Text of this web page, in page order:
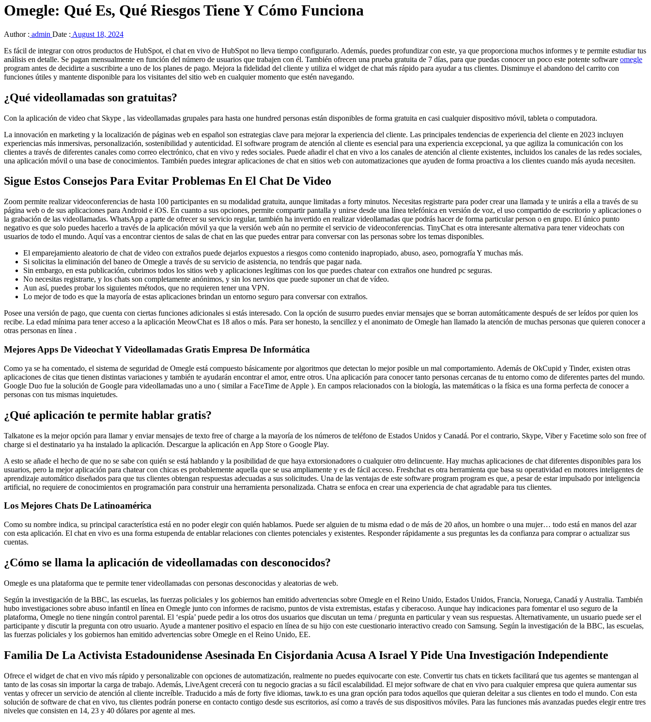
Omegle: Qué Es, Qué Riesgos Tiene Y Cómo Funciona
Author : admin Date : August 18, 2024
Es fácil de integrar con otros productos de HubSpot, el chat en vivo de HubSpot no lleva tiempo configurarlo. Además, puedes profundizar con este, ya que proporciona muchos informes y te permite estudiar tus
análisis en detalle. Se pagan mensualmente en función del número de usuarios que trabajen con él. También ofrecen una prueba gratuita de 7 días, para que puedas conocer un poco este potente software omegle
program antes de decidirte a suscribirte a uno de los planes de pago. Mejora la fidelidad del cliente y utiliza el widget de chat más rápido para ayudar a tus clientes. Disminuye el abandono del carrito con
funciones útiles y mantente disponible para los visitantes del sitio web en cualquier momento que estén navegando.
¿Qué videollamadas son gratuitas?
Con la aplicación de video chat Skype , las videollamadas grupales para hasta one hundred personas están disponibles de forma gratuita en casi cualquier dispositivo móvil, tableta o computadora.
La innovación en marketing y la localización de páginas web en español son estrategias clave para mejorar la experiencia del cliente. Las principales tendencias de experiencia del cliente en 2023 incluyen
experiencias más inmersivas, personalización, sostenibilidad y autenticidad. El software program de atención al cliente es esencial para una experiencia excepcional, ya que agiliza la comunicación con los
clientes a través de diferentes canales como correo electrónico, chat en vivo y redes sociales. Puede añadir el chat en vivo a los canales de atención al cliente existentes, incluidos los canales de las redes sociales,
una aplicación móvil o una base de conocimientos. También puedes integrar aplicaciones de chat en sitios web con automatizaciones que ayuden de forma proactiva a los clientes cuando más ayuda necesiten.
Sigue Estos Consejos Para Evitar Problemas En El Chat De Video
Zoom permite realizar videoconferencias de hasta 100 participantes en su modalidad gratuita, aunque limitadas a forty minutos. Necesitas registrarte para poder crear una llamada y te unirás a ella a través de su
página web o de sus aplicaciones para Android e iOS. En cuanto a sus opciones, permite compartir pantalla y unirse desde una línea telefónica en versión de voz, el uso compartido de escritorio y aplicaciones o
la grabación de las videollamadas. WhatsApp a parte de ofrecer su servicio regular, también ha invertido en realizar videollamadas que podrás hacer de forma particular person o en grupo. El único punto
negativo es que solo puedes hacerlo a través de la aplicación móvil ya que la versión web aún no permite el servicio de videoconferencias. TinyChat es otra interesante alternativa para tener videochats con
usuarios de todo el mundo. Aquí vas a encontrar cientos de salas de chat en las que puedes entrar para conversar con las personas sobre los temas disponibles.
El emparejamiento aleatorio de chat de video con extraños puede dejarlos expuestos a riesgos como contenido inapropiado, abuso, aseo, pornografía Y muchas más.
Si solicitas la eliminación del baneo de Omegle a través de su servicio de asistencia, no tendrás que pagar nada.
Sin embargo, en esta publicación, cubrimos todos los sitios web y aplicaciones legítimas con los que puedes chatear con extraños one hundred pc seguras.
No necesitas registrarte, y los chats son completamente anónimos, y sin los nervios que puede suponer un chat de vídeo.
Aun así, puedes probar los siguientes métodos, que no requieren tener una VPN.
Lo mejor de todo es que la mayoría de estas aplicaciones brindan un entorno seguro para conversar con extraños.
Posee una versión de pago, que cuenta con ciertas funciones adicionales si estás interesado. Con la opción de susurro puedes enviar mensajes que se borran automáticamente después de ser leídos por quien los
recibe. La edad mínima para tener acceso a la aplicación MeowChat es 18 años o más. Para ser honesto, la sencillez y el anonimato de Omegle han llamado la atención de muchas personas que quieren conocer a
otras personas en línea .
Mejores Apps De Videochat Y Videollamadas Gratis Empresa De Informática
Como ya se ha comentado, el sistema de seguridad de Omegle está compuesto básicamente por algoritmos que detectan lo mejor posible un mal comportamiento. Además de OkCupid y Tinder, existen otras
aplicaciones de citas que tienen distintas variaciones y también te ayudarán encontrar el amor, entre otros. Una aplicación para conocer tanto personas cercanas de tu entorno como de diferentes partes del mundo.
Google Duo fue la solución de Google para videollamadas uno a uno ( similar a FaceTime de Apple ). En campos relacionados con la biología, las matemáticas o la física es una forma perfecta de conocer a
personas con tus mismas inquietudes.
¿Qué aplicación te permite hablar gratis?
Talkatone es la mejor opción para llamar y enviar mensajes de texto free of charge a la mayoría de los números de teléfono de Estados Unidos y Canadá. Por el contrario, Skype, Viber y Facetime solo son free of
charge si el destinatario ya ha instalado la aplicación. Descargue la aplicación en App Store o Google Play.
A esto se añade el hecho de que no se sabe con quién se está hablando y la posibilidad de que haya extorsionadores o cualquier otro delincuente. Hay muchas aplicaciones de chat diferentes disponibles para los
usuarios, pero la mejor aplicación para chatear con chicas es probablemente aquella que se usa ampliamente y es de fácil acceso. Freshchat es otra herramienta que basa su operatividad en motores inteligentes de
aprendizaje automático diseñados para que tus clientes obtengan respuestas adecuadas a sus solicitudes. Una de las ventajas de este software program program es que, a pesar de estar impulsado por inteligencia
artificial, no requiere de conocimientos en programación para construir una herramienta personalizada. Chatra se enfoca en crear una experiencia de chat agradable para tus clientes.
Los Mejores Chats De Latinoamérica
Como su nombre indica, su principal característica está en no poder elegir con quién hablamos. Puede ser alguien de tu misma edad o de más de 20 años, un hombre o una mujer… todo está en manos del azar
con esta aplicación. El chat en vivo es una forma estupenda de entablar relaciones con clientes potenciales y existentes. Responder rápidamente a sus preguntas les da confianza para comprar o actualizar sus
cuentas.
¿Cómo se llama la aplicación de videollamadas con desconocidos?
Omegle es una plataforma que te permite tener videollamadas con personas desconocidas y aleatorias de web.
Según la investigación de la BBC, las escuelas, las fuerzas policiales y los gobiernos han emitido advertencias sobre Omegle en el Reino Unido, Estados Unidos, Francia, Noruega, Canadá y Australia. También
hubo investigaciones sobre abuso infantil en línea en Omegle junto con informes de racismo, puntos de vista extremistas, estafas y ciberacoso. Aunque hay indicaciones para fomentar el uso seguro de la
plataforma, Omegle no tiene ningún control parental. El ‘espía’ puede pedir a los otros dos usuarios que discutan un tema / pregunta en particular y vean sus respuestas. Alternativamente, un usuario puede ser el
participante y discutir la pregunta con otro usuario. Ayude a mantener positivo el espacio en línea de su hijo con este cuestionario interactivo creado con Samsung. Según la investigación de la BBC, las escuelas,
las fuerzas policiales y los gobiernos han emitido advertencias sobre Omegle en el Reino Unido, EE.
Familia De La Activista Estadounidense Asesinada En Cisjordania Acusa A Israel Y Pide Una Investigación Independiente
Ofrece el widget de chat en vivo más rápido y personalizable con opciones de automatización, realmente no puedes equivocarte con este. Convertir tus chats en tickets facilitará que tus agentes se mantengan al
tanto de las cosas sin importar la carga de trabajo. Además, LiveAgent crecerá con tu negocio gracias a su fácil escalabilidad. El mejor software de chat en vivo para cualquier empresa que quiera aumentar sus
ventas y ofrecer un servicio de atención al cliente increíble. Traducido a más de forty five idiomas, tawk.to es una gran opción para todos aquellos que quieran deleitar a sus clientes en todo el mundo. Con esta
solución de software de chat en vivo, tus clientes podrán ponerse en contacto contigo desde sus escritorios, así como a través de sus dispositivos móviles. Para las funciones más avanzadas puedes elegir entre tres
niveles que consisten en 14, 23 y 40 dólares por agente al mes.